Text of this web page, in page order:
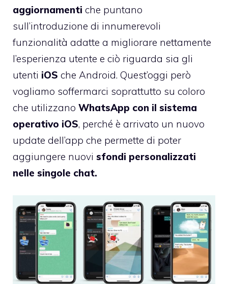
aggiornamenti che puntano
sull’introduzione di innumerevoli
funzionalità adatte a migliorare nettamente
l’esperienza utente e ciò riguarda sia gli
utenti iOS che Android. Quest’oggi però
vogliamo soffermarci soprattutto su coloro
che utilizzano WhatsApp con il sistema
operativo iOS, perché è arrivato un nuovo
update dell’app che permette di poter
aggiungere nuovi sfondi personalizzati
nelle singole chat.